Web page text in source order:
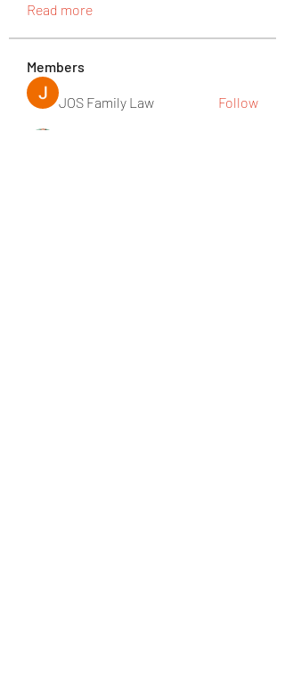
Read more
Members
JOS Family Law Follow